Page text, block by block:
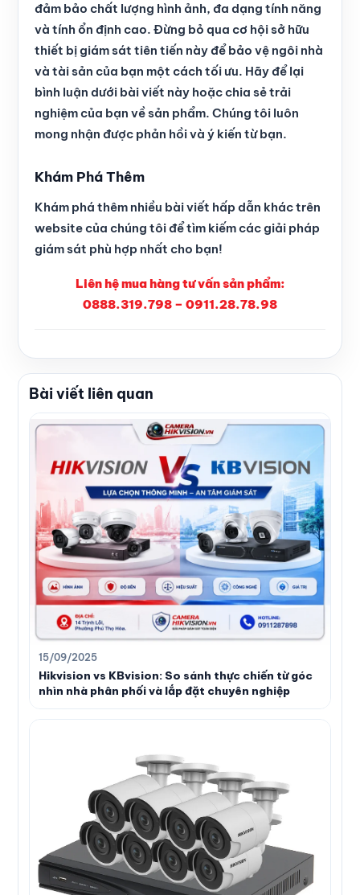
đảm bảo chất lượng hình ảnh, đa dạng tính năng
và tính ổn định cao. Đừng bỏ qua cơ hội sở hữu
thiết bị giám sát tiên tiến này để bảo vệ ngôi nhà
và tài sản của bạn một cách tối ưu. Hãy để lại
bình luận dưới bài viết này hoặc chia sẻ trải
nghiệm của bạn về sản phẩm. Chúng tôi luôn
mong nhận được phản hồi và ý kiến từ bạn.
Khám Phá Thêm
Khám phá thêm nhiều bài viết hấp dẫn khác trên
website của chúng tôi để tìm kiếm các giải pháp
giám sát phù hợp nhất cho bạn!
Liên hệ mua hàng tư vấn sản phẩm:
0888.319.798 – 0911.28.78.98
Bài viết liên quan
15/09/2025
Hikvision vs KBvision: So sánh thực chiến từ góc
nhìn nhà phân phối và lắp đặt chuyên nghiệp